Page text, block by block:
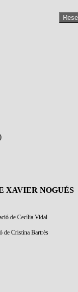
XAVIER NOGUÉS
de Cecília Vidal
de Cristina Bartrès